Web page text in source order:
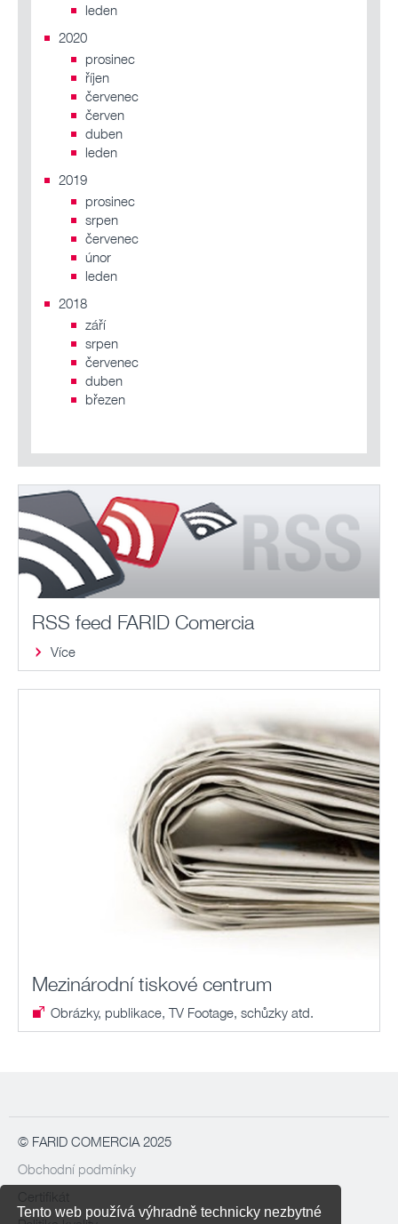
Tento web používá výhradně technicky nezbytné
leden
2020
prosinec
říjen
červenec
červen
duben
leden
2019
prosinec
srpen
červenec
únor
leden
2018
září
srpen
červenec
duben
březen
RSS feed FARID Comercia
Více
Mezinárodní tiskové centrum
Obrázky, publikace, TV Footage, schůzky atd.
© FARID COMERCIA 2025
Obchodní podmínky